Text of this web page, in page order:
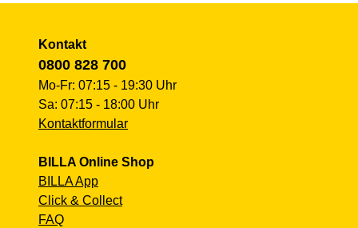
Kontakt
0800 828 700
Mo-Fr: 07:15 - 19:30 Uhr
Sa: 07:15 - 18:00 Uhr
Kontaktformular
BILLA Online Shop
BILLA App
Click & Collect
FAQ